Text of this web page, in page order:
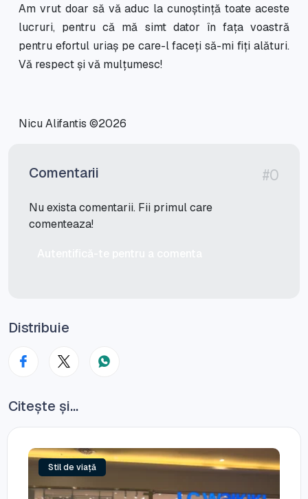
Am vrut doar să vă aduc la cunoștință toate aceste
lucruri, pentru că mă simt dator în fața voastră
pentru efortul uriaș pe care-l faceți să-mi fiți alături.
Vă respect și vă mulțumesc!
Nicu Alifantis ©2026
Comentarii #0
Nu exista comentarii. Fii primul care
comenteaza!
Distribuie
Citește și...
Stil de viață